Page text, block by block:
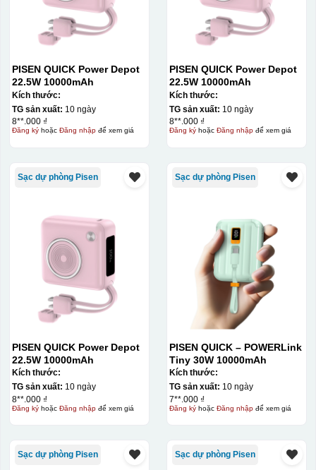
Decal được in xong, sẽ có 1 nền vàng phía dưới
Đây là giấy decal đã in xong, đang chờ khô để cắt dán
lên gốm sứ
Bước 2: Dán decal lên gốm sứĐể dán decal lên gốm
nước và trượt nhẹ lên gốm sứ để tem decal dính tạm lên
PISEN QUICK Power Depot
22.5W 10000mAh
Kích thước:
TG sản xuất: 10 ngày
8**.000 ₫
Đăng kýhoặc Đăng nhậpđể xem giá
PISEN QUICK Power Depot
22.5W 10000mAh
Kích thước:
TG sản xuất: 10 ngày
8**.000 ₫
Đăng kýhoặc Đăng nhậpđể xem giá
Sạc dự phòng Pisen
PISEN QUICK Power Depot
22.5W 10000mAh
Kích thước:
TG sản xuất: 10 ngày
8**.000 ₫
Đăng kýhoặc Đăng nhậpđể xem giá
Sạc dự phòng Pisen
PISEN QUICK – POWERLink
Tiny 30W 10000mAh
Kích thước:
TG sản xuất: 10 ngày
7**.000 ₫
Đăng kýhoặc Đăng nhậpđể xem giá
Sạc dự phòng Pisen Sạc dự phòng Pisen